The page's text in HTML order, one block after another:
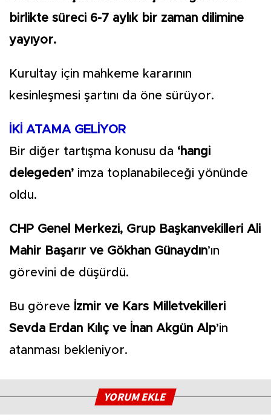
birlikte süreci 6-7 aylık bir zaman dilimine
yayıyor.
Kurultay için mahkeme kararının
kesinleşmesi şartını da öne sürüyor.
İKİ ATAMA GELİYOR
Bir diğer tartışma konusu da ‘hangi
delegeden’ imza toplanabileceği yönünde
oldu.
CHP Genel Merkezi, Grup Başkanvekilleri Ali
Mahir Başarır ve Gökhan Günaydın’ın
görevini de düşürdü.
Bu göreve İzmir ve Kars Milletvekilleri
Sevda Erdan Kılıç ve İnan Akgün Alp’in
atanması bekleniyor.
YORUM EKLE